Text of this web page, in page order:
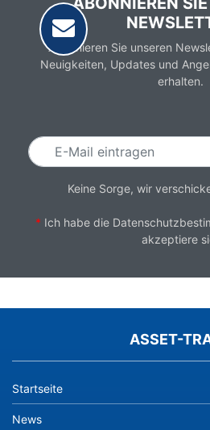
Abonnieren Sie unseren
Neuigkeiten, Updates und
erhalten.
Keine Sorge, wir
* Ich habe die
akzeptiere
ASSET-
Startseite
News